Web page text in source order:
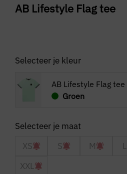
AB Lifestyle Flag tee
Selecteer je kleur
AB Lifestyle Flag tee
Groen
XS S M L
XXL